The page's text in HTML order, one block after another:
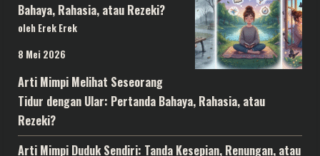
Bahaya, Rahasia, atau Rezeki?
oleh Erek Erek
8 Mei 2026
Arti Mimpi Melihat Seseorang
Tidur dengan Ular: Pertanda Bahaya, Rahasia, atau
Rezeki?
Arti Mimpi Duduk Sendiri: Tanda Kesepian, Renungan, atau